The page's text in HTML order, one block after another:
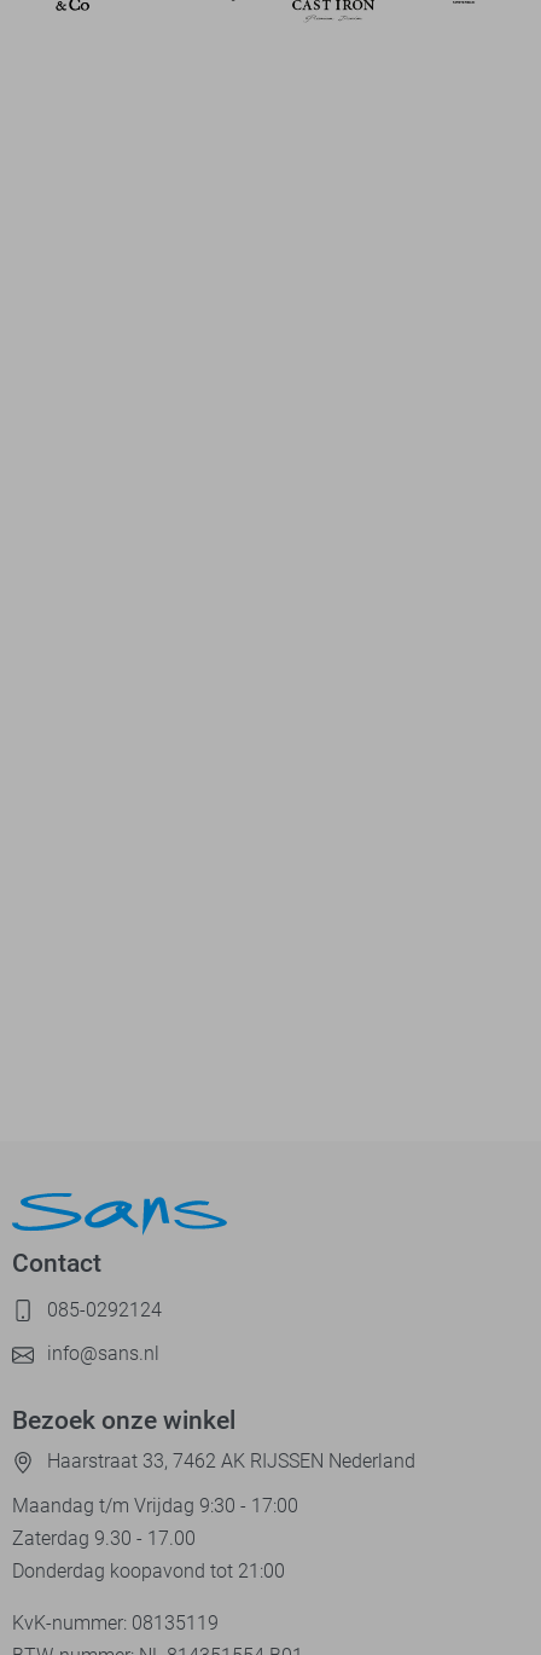
Contact
085-0292124
info@sans.nl
Bezoek onze winkel
Haarstraat 33, 7462 AK RIJSSEN Nederland
Maandag t/m Vrijdag 9:30 - 17:00
Zaterdag 9.30 - 17.00
Donderdag koopavond tot 21:00
KvK-nummer: 08135119